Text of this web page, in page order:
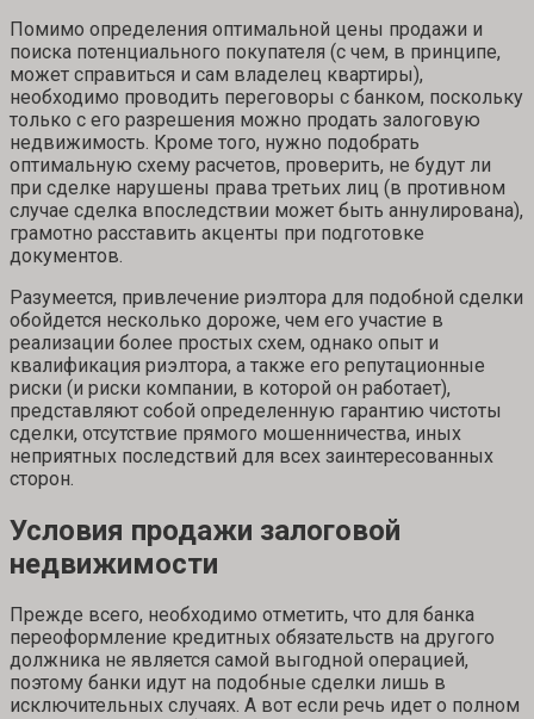
Помимо определения оптимальной цены продажи и
поиска потенциального покупателя (с чем, в принципе,
может справиться и сам владелец квартиры),
необходимо проводить переговоры с банком, поскольку
только с его разрешения можно продать залоговую
недвижимость. Кроме того, нужно подобрать
оптимальную схему расчетов, проверить, не будут ли
при сделке нарушены права третьих лиц (в противном
случае сделка впоследствии может быть аннулирована),
грамотно расставить акценты при подготовке
документов.
Разумеется, привлечение риэлтора для подобной сделки
обойдется несколько дороже, чем его участие в
реализации более простых схем, однако опыт и
квалификация риэлтора, а также его репутационные
риски (и риски компании, в которой он работает),
представляют собой определенную гарантию чистоты
сделки, отсутствие прямого мошенничества, иных
неприятных последствий для всех заинтересованных
сторон.
Условия продажи залоговой
недвижимости
Прежде всего, необходимо отметить, что для банка
переоформление кредитных обязательств на другого
должника не является самой выгодной операцией,
поэтому банки идут на подобные сделки лишь в
исключительных случаях. А вот если речь идет о полном